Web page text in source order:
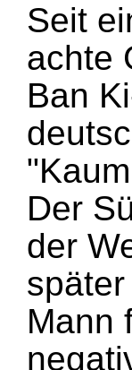
Seit
achte
Ban
Der
der
Mann